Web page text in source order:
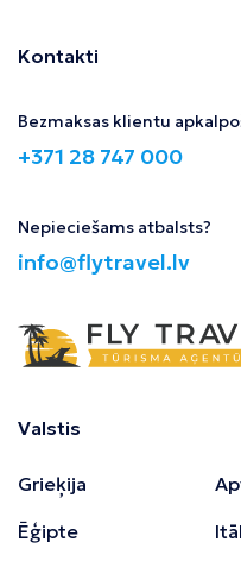
Kontakti
Bezmaksas klientu
+371 28 747 000
Nepieciešams atbalsts?
info@flytravel.lv
Valstis
Grieķija
Ēģipte